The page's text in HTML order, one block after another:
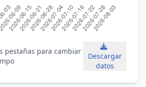
pestañas para cambiar
Descargar
datos